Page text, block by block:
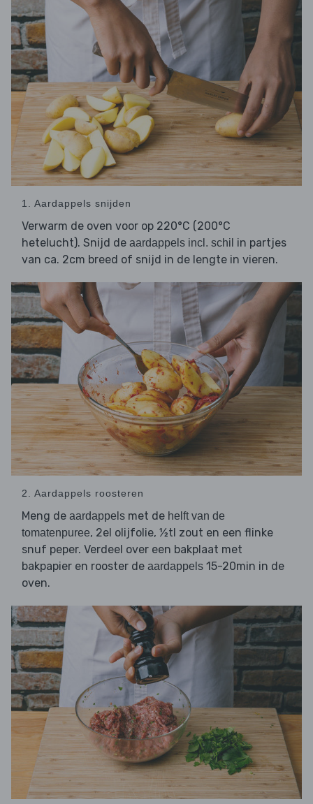
1. Aardappels snijden
Verwarm de oven voor op 220°C (200°C
hetelucht). Snijd de aardappels incl. schil in partjes
van ca. 2cm breed of snijd in de lengte in vieren.
2. Aardappels roosteren
Meng de aardappels met de helft van de
tomatenpuree, 2el olijfolie, ½tl zout en een flinke
snuf peper. Verdeel over een bakplaat met
bakpapier en rooster de aardappels 15-20min in de
oven.